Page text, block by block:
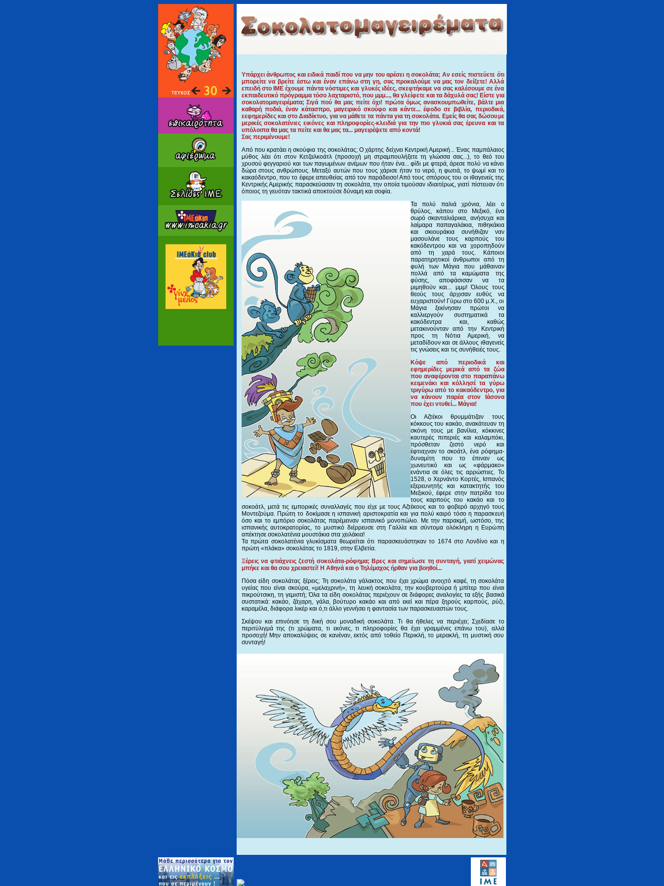
Υπάρχει άνθρωπος και ειδικά παιδί που να μην του αρέσει η σοκολάτα; Αν εσείς πιστεύετε ότι
μπορείτε να βρείτε έστω και έναν επάνω στη γη, σας προκαλούμε να μας τον δείξετε! Αλλά
επειδή στο ΙΜΕ έχουμε πάντα νόστιμες και γλυκές ιδέες, σκεφτήκαμε να σας καλέσουμε σε ένα
εκπαιδευτικό πρόγραμμα τόσο λαχταριστό, που μμμ..., θα γλείφετε και τα δάχυλά σας! Είστε για
σοκολατομαγειρέματα; Σιγά πού θα μας πείτε όχι! πρώτα όμως ανασκουμπωθείτε, βάλτε μια
καθαρή ποδιά, έναν κάτασπρο, μαγειρικό σκούφο και κάντε... έφοδο σε βιβλία, περιοδικά,
εεφημερίδες και στο Διαδίκτυο, για να μάθετε τα πάντα για τη σοκολάτα. Εμείς θα σας δώσουμε
μερικές σοκολατένιες εικόνες και πληροφορίες-κλειδιά για την πιο γλυκιά σας έρευνα και τα
υπόλοιπα θα μας τα πείτε και θα μας τα... μαγειρέψετε από κοντά!
Σας περιμένουμε!
Από που κρατάει η σκούφια της σοκολάτας; Ο χάρτης δείχνει Κεντρική Αμερική... Ένας παμπάλαιος
μύθος λέει ότι στον Κετζαλκοάτλ (προσοχή μη στραμπουλήξετε τη γλώσσα σας...), το θεό του
χρυσού φεγγαριού και των παγωμένων ανέμων που ήταν ένα... φίδι με φτερά, άρεσε πολύ να κάνει
δώρα στους ανθρώπους. Μεταξύ αυτών που τους χάρισε ήταν το νερό, η φωτιά, το ψωμί και το
κακαόδεντρο, που το έφερε απευθείας από τον παράδεισο! Από τους σπόρους του οι ιθαγενείς της
Κεντρικής Αμερικής παρασκεύασαν τη σοκολάτα, την οποία τιμούσαν ιδιαιτέρως, γιατί πίστευαν ότι
όποιος τη γευόταν τακτικά αποκτούσε δύναμη και σοφία.
Τα πολύ παλιά χρόνια, λέει ο
θρύλος, κάπου στο Μεξικό, ένα
σωρό σκανταλιάρικα, ανήσυχα και
λαίμαρα παπαγαλάκια, πιθηκάκια
και σκιουράκια συνήθιζαν ναν
μασουλάνε τους καρπούς του
κακόδεντρου και να χοροπηδούν
από τη χαρά τους. Κάποιοι
παρατηρητικοί άνθρωποι από τη
φυλή των Μάγια που μάθαιναν
πολλά από τα καμώματα της
φύσης, αποφάσισαν να τα
μιμηθούν και... μμμ! Όλους τους
θεούς τους άρχισαν ευθύς να
ευχαριστούν! Γύρω στο 600 μ.Χ., οι
Μάγια ξεκίνησαν πρώτοι να
καλλιεργούν συστηματικά τα
κακόδεντρα και, καθώς
μετακινούνταν από την Κεντρική
προς τη Νότια Αμερική, να
μεταδίδουν και σε άλλους ιθαγενείς
τις γνώσεις και τις συνήθειές τους.
Κόψε από περιοδικά και
εφημερίδες μερικά από τα ζώα
που αναφέρονται στο παραπάνω
κειμενάκι και κόλλησέ τα γύρω
τριγύρω από το κακαόδεντρο, για
να κάνουν παρέα στον Ιάσονα
που έχει ντυθεί... Μάγια!
Οι Αζτέκοι θρυμμάτιζαν τους
κόκκους του κακάο, ανακάτευαν τη
σκόνη τους με βανίλια, κόκκινες
καυτερές πιπεριές και καλαμπόκι,
πρόσθεταν ζεστό νερό και
έφτιαχναν το σκοάτλ, ένα ρόφημα-
δυναμίτη που το έπιναν ως
χωνευτικό και ως «φάρμακο»
ενάντια σε όλες τις αρρώστιες. Το
1528, ο Χερνάντο Κορτές, Ισπανός
εξερευνητής και κατακτητής του
Μεξικού, έφερε στην πατρίδα του
τους καρπούς του κακάο και το
σοκοάτλ, μετά τις εμπορικές συναλλαγές που είχε με τους Αζτέκους και το φοβερό αρχηγό τους
Μοντεζούμα. Πρώτη το δοκίμασε η ισπανική αριστοκρατία και για πολύ καιρό τόσο η παρασκευή
όσο και το εμπόριο σοκολάτας παρέμειναν ισπανικό μονοπώλιο. Με την παρακμή, ωστόσο, της
ισπανικής αυτοκρατορίας, το μυστικό διέρρευσε στη Γαλλία και σύντομα ολόκληρη η Ευρώπη
απέκτησε σοκολατένια μουστάκια στα χειλάκια!
Τα πρώτα σοκολατένια γλυκίσματα θεωρείται ότι παρασκευάστηκαν το 1674 στο Λονδίνο και η
πρώτη «πλάκα» σοκολάτας το 1819, στην Ελβετία.
Ξέρεις να φτιάχνεις ζεστή σοκολάτα-ρόφημα; Βρες και σημείωσε τη συνταγή, γιατί χειμώνας
μπήκε και θα σου χρειαστεί! Η Αθηνά και ο Τηλέμαχος ήρθαν για βοηθοί...
Πόσα είδη σοκολάτας ξέρεις; Τη σοκολάτα γάλακτος που έχει χρώμα ανοιχτό καφέ, τη σοκολάτα
υγείας που είναι σκούρα, «μελαχρινή», τη λευκή σοκολάτα, την κουβερτούρα ή μπίτερ που είναι
πικρούτσικη, τη γεμιστή; Όλα τα είδη σοκολάτας περιέχουν σε διάφορες αναλογίες τα εξής βασικά
συστατικά: κακάο, ζάχαρη, γάλα, βούτυρο κακάο και από εκεί και πέρα ξηρούς καρπούς, ρύζι,
καραμέλα, διάφορα λικέρ και ό,τι άλλο γεννήσει η φαντασία των παρασκευαστών τους.
Σκέψου και επινόησε τη δική σου μοναδική σοκολάτα. Τι θα ήθελες να περιέχει; Σχεδίασε το
περιτύλιγμά της (τι χρώματα, τι εκόνες, τι πληροφορίες θα έχει γραμμένες επάνω του), αλλά
προσοχή! Μην αποκαλύψεις σε κανέναν, εκτός από τοθείο Περικλή, το μερακλή, τη μυστική σου
συνταγή!